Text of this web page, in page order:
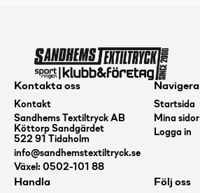
Kontakta oss
Kontakt
Sandhems Textiltryck AB
Köttorp Sandgärdet
522 91 Tidaholm
info@sandhemstextiltryck.se
Växel: 0502-101 88
Navigera
Startsida
Mina sidor
Logga in
Handla Följ oss